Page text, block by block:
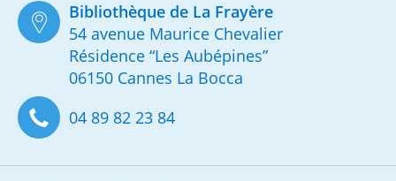
Bibliothèque de La Frayère
54 avenue Maurice Chevalier
Résidence “Les Aubépines”
06150 Cannes La Bocca
04 89 82 23 84